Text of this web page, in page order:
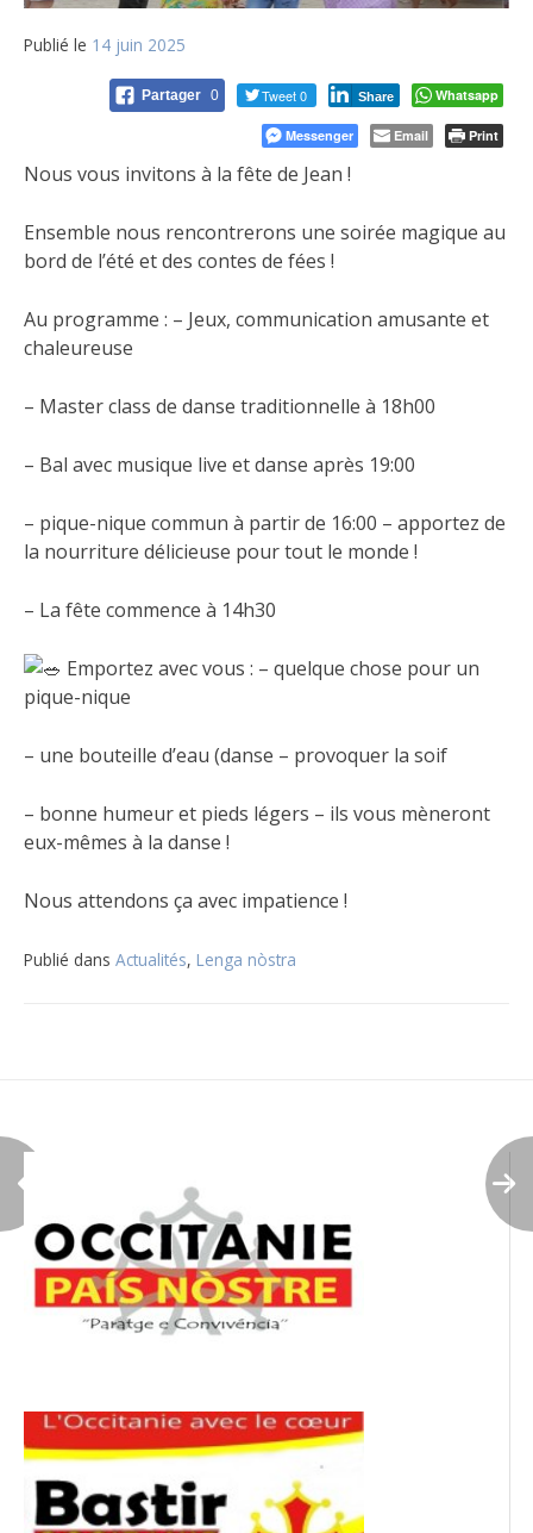
Publié le 14 juin 2025
Partager 0 Tweet 0 Share Whatsapp
Messenger Email Print
Nous vous invitons à la fête de Jean !
Ensemble nous rencontrerons une soirée magique au
bord de l’été et des contes de fées !
Au programme : – Jeux, communication amusante et
chaleureuse
– Master class de danse traditionnelle à 18h00
– Bal avec musique live et danse après 19:00
– pique-nique commun à partir de 16:00 – apportez de
la nourriture délicieuse pour tout le monde !
– La fête commence à 14h30
Emportez avec vous : – quelque chose pour un
pique-nique
– une bouteille d’eau (danse – provoquer la soif
– bonne humeur et pieds légers – ils vous mèneront
eux-mêmes à la danse !
Nous attendons ça avec impatience !
Publié dans Actualités, Lenga nòstra